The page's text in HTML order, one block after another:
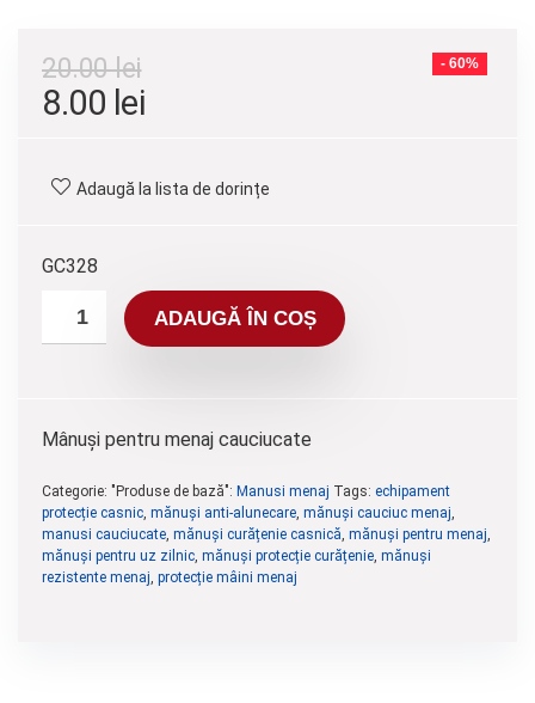
- 60%
20.00lei
8.00 lei
Adaugă la lista de dorințe
GC328
ADAUGĂ ÎN COȘ
Mânuși pentru menaj cauciucate
Categorie: "Produse de bază": Manusi menaj Tags: echipament
protecție casnic, mănuși anti-alunecare, mănuși cauciuc menaj,
manusi cauciucate, mănuși curățenie casnică, mănuși pentru menaj,
mănuși pentru uz zilnic, mănuși protecție curățenie, mănuși
rezistente menaj, protecție mâini menaj